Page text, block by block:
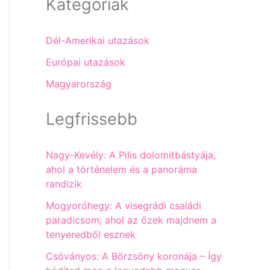
Kategóriák
Dél-Amerikai utazások
Európai utazások
Magyarország
Legfrissebb
Nagy-Kevély: A Pilis dolomitbástyája,
ahol a történelem és a panoráma
randizik
Mogyoróhegy: A visegrádi családi
paradicsom, ahol az őzek majdnem a
tenyeredből esznek
Csóványos: A Börzsöny koronája – Így